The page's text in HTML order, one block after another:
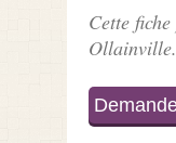
Cette
Ollainville.